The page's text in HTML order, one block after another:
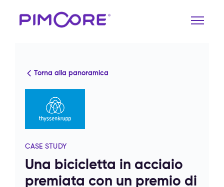
Torna alla panoramica
CASE STUDY
Una bicicletta in acciaio
premiata con un premio di